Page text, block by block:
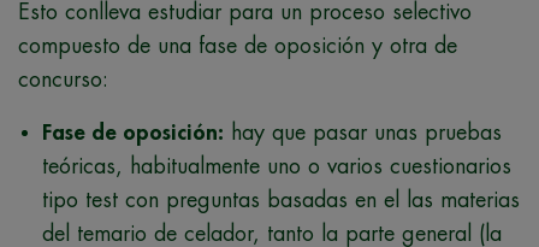
Esto conlleva estudiar para un proceso selectivo
compuesto de una fase de oposición y otra de
concurso:
Fase de oposición: hay que pasar unas pruebas
teóricas, habitualmente uno o varios cuestionarios
tipo test con preguntas basadas en el las materias
del temario de celador, tanto la parte general (la